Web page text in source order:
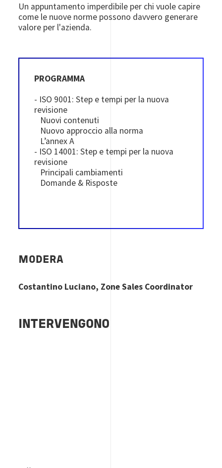
Un appuntamento imperdibile per chi vuole capire
come le nuove norme possono davvero generare
valore per l'azienda.
PROGRAMMA
- ISO 9001: Step e tempi per la nuova
revisione
Nuovi contenuti
Nuovo approccio alla norma
L’annex A
- ISO 14001: Step e tempi per la nuova
revisione
Principali cambiamenti
Domande & Risposte
MODERA
Costantino Luciano, Zone Sales Coordinator
INTERVENGONO